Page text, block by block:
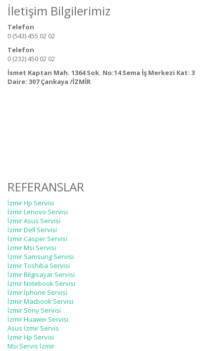
İletişim Bilgilerimiz
Telefon
0 (543) 455 02 02
Telefon
0 (232) 450 02 02
İsmet Kaptan Mah. 1364 Sok. No:14 Sema İş Merkezi Kat: 3
Daire: 307 Çankaya /İZMİR
REFERANSLAR
İzmir Hp Servisi
İzmir Lenovo Servisi
İzmir Asus Servisi
İzmir Dell Servisi
İzmir Casper Servisi
İzmir Msi Servisi
İzmir Samsung Servisi
İzmir Toshiba Servisi
İzmir Bilgisayar Servisi
İzmir Notebook Servisi
İzmir İphone Servisi
İzmir Macbook Servisi
İzmir Sony Servisi
İzmir Huawei Servisi
Asus İzmir Servis
İzmir Hp Servisi
Msi Servis İzmir